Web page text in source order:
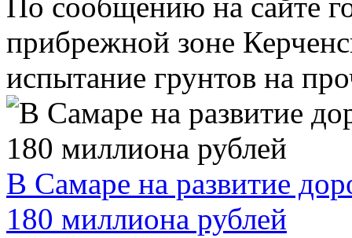
прибрежной зоне
испытание грунтов на
В Самаре на развитие
180 миллиона рублей